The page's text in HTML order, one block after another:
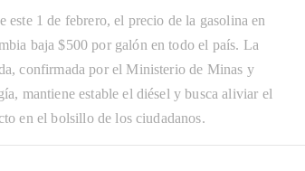
este 1 de febrero, el precio de la gasolina en
baja $500 por galón en todo el país. La
confirmada por el Ministerio de Minas y
mantiene estable el diésel y busca aliviar el
en el bolsillo de los ciudadanos.